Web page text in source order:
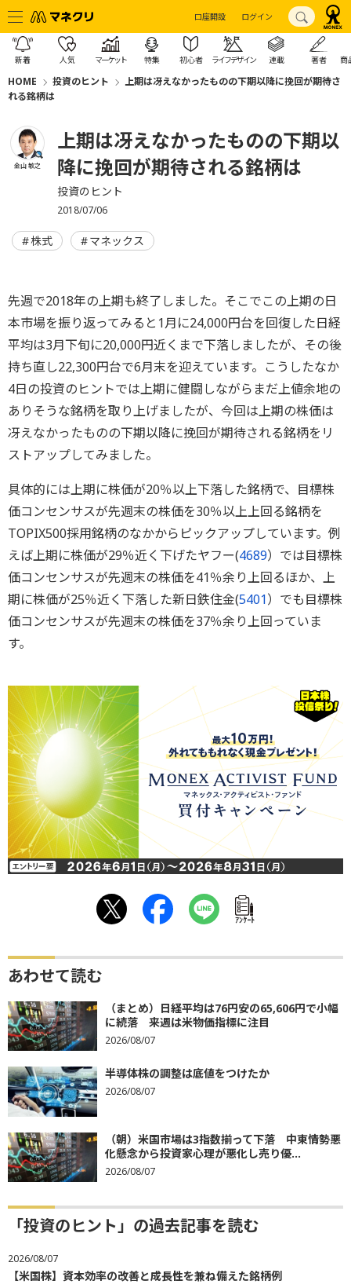
口座開設 ログイン
新着 人気 マーケット 特集 初心者 ライフデザイン 連載 著者 商
HOME 投資のヒント
上期は冴えなかったものの下期以降に挽回が期待さ
れる銘柄は
金山 敏之
上期は冴えなかったものの下期以
降に挽回が期待される銘柄は
投資のヒント
2018/07/06
株式 マネックス
先週で2018年の上期も終了しました。そこでこの上期の日
本市場を振り返ってみると1月に24,000円台を回復した日経
平均は3月下旬に20,000円近くまで下落しましたが、その後
持ち直し22,300円台で6月末を迎えています。こうしたなか
4日の投資のヒントでは上期に健闘しながらまだ上値余地の
ありそうな銘柄を取り上げましたが、今回は上期の株価は
冴えなかったものの下期以降に挽回が期待される銘柄をリ
ストアップしてみました。
具体的には上期に株価が20％以上下落した銘柄で、目標株
価コンセンサスが先週末の株価を30％以上上回る銘柄を
TOPIX500採用銘柄のなかからピックアップしています。例
えば上期に株価が29％近く下げたヤフー(4689）では目標株
価コンセンサスが先週末の株価を41％余り上回るほか、上
期に株価が25％近く下落した新日鉄住金(5401）でも目標株
価コンセンサスが先週末の株価を37％余り上回っていま
す。
ｱﾝｹｰﾄ
あわせて読む
（まとめ）日経平均は76円安の65,606円で小幅
に続落 来週は米物価指標に注目
2026/08/07
半導体株の調整は底値をつけたか
2026/08/07
（朝）米国市場は3指数揃って下落 中東情勢悪
化懸念から投資家心理が悪化し売り優...
2026/08/07
「投資のヒント」の過去記事を読む
2026/08/07
【米国株】資本効率の改善と成長性を兼ね備えた銘柄例